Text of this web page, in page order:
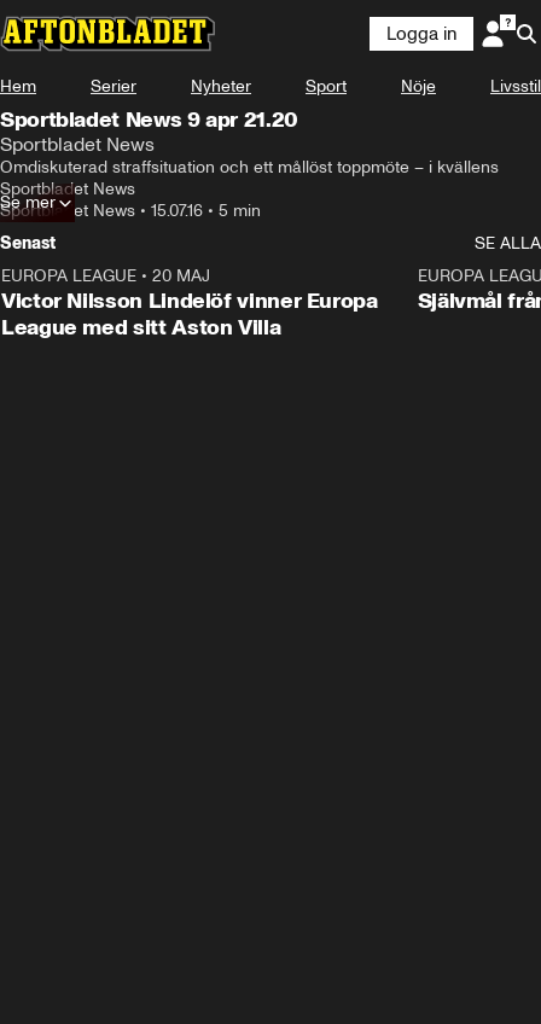
Logga in
Hem Serier Nyheter Sport Nöje Livsstil
Sportbladet News 9 apr 21.20
Sportbladet News
Omdiskuterad straffsituation och ett mållöst toppmöte – i kvällens
Sportbladet News
Sportbladet News • 15.07.16 • 5 min
Se mer
Senast
SE ALLA
EUROPA LEAGUE • 20 MAJ
Victor Nilsson Lindelöf vinner Europa
League med sitt Aston Villa
EUROPA
Självmål